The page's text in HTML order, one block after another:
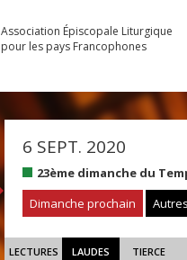
Association Épiscopale Liturgique
pour les pays Francophones
6 SEPT. 2020
23ème dimanche du
Dimanche prochain
LECTURES LAUDES TIERCE